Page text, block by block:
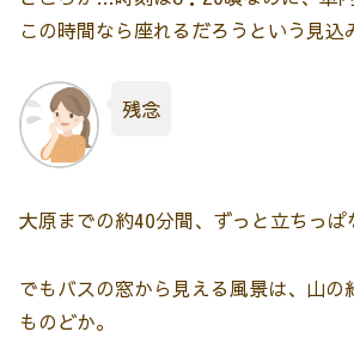
この時間なら座れるだろうという見込
残念
大原までの約40分間、ずっと立ちっぱ
でもバスの窓から見える風景は、山の
ものどか。